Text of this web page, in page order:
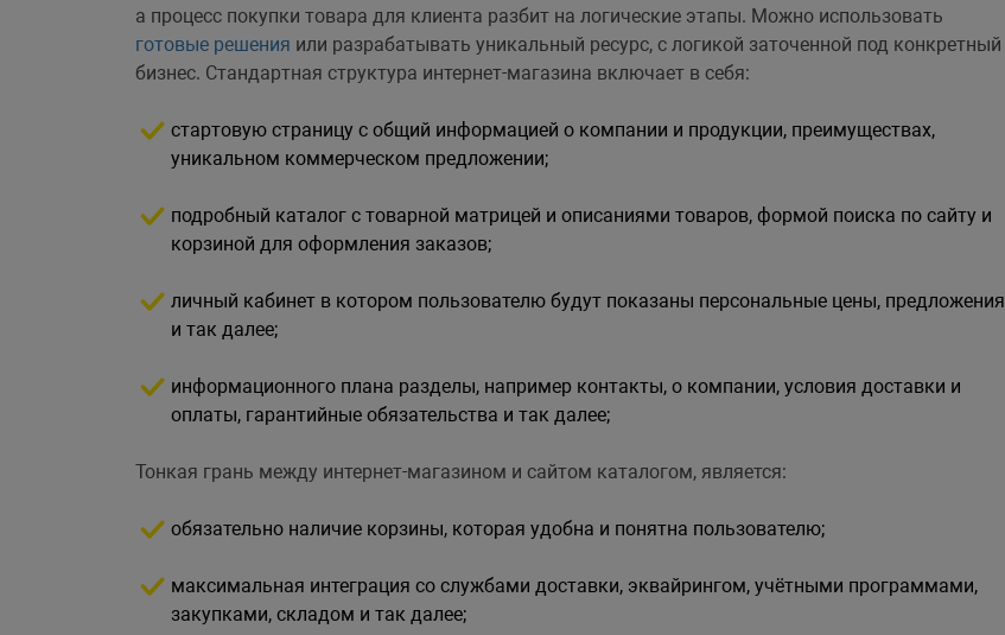
а процесс покупки товара для клиента разбит на логические этапы. Можно использовать
готовые решения или разрабатывать уникальный ресурс, с логикой заточенной под конкретный
бизнес. Стандартная структура интернет-магазина включает в себя:
стартовую страницу с общий информацией о компании и продукции, преимуществах,
уникальном коммерческом предложении;
подробный каталог с товарной матрицей и описаниями товаров, формой поиска по сайту и
корзиной для оформления заказов;
личный кабинет в котором пользователю будут показаны персональные цены, предложения
и так далее;
информационного плана разделы, например контакты, о компании, условия доставки и
оплаты, гарантийные обязательства и так далее;
Тонкая грань между интернет-магазином и сайтом каталогом, является:
обязательно наличие корзины, которая удобна и понятна пользователю;
максимальная интеграция со службами доставки, эквайрингом, учётными программами,
закупками, складом и так далее;